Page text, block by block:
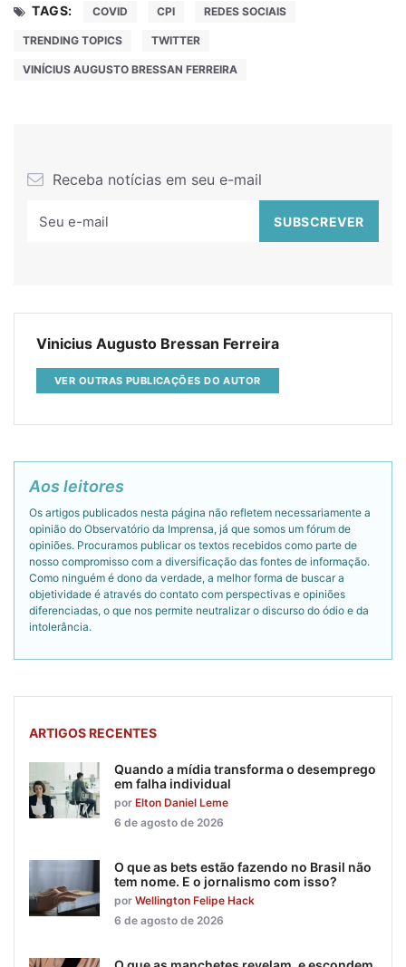
TAGS: COVID CPI REDES SOCIAIS
TRENDING TOPICS TWITTER
VINÍCIUS AUGUSTO BRESSAN FERREIRA
Receba notícias em seu e-mail
Vinicius Augusto Bressan Ferreira
VER OUTRAS PUBLICAÇÕES DO AUTOR
Aos leitores
Os artigos publicados nesta página não refletem necessariamente a
opinião do Observatório da Imprensa, já que somos um fórum de
opiniões. Procuramos publicar os textos recebidos como parte de
nosso compromisso com a diversificação das fontes de informação.
Como ninguém é dono da verdade, a melhor forma de buscar a
objetividade é através do contato com perspectivas e opiniões
diferenciadas, o que nos permite neutralizar o discurso do ódio e da
intolerância.
ARTIGOS RECENTES
Quando a mídia transforma o desemprego
em falha individual
por Elton Daniel Leme
6 de agosto de 2026
O que as bets estão fazendo no Brasil não
tem nome. E o jornalismo com isso?
por Wellington Felipe Hack
6 de agosto de 2026